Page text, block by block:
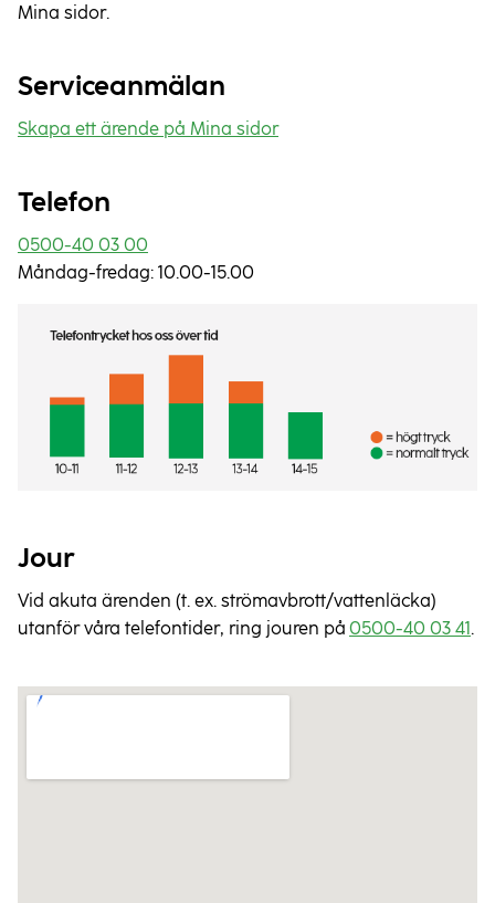
Mina sidor.
Serviceanmälan
Skapa ett ärende på Mina sidor
Telefon
0500-40 03 00
Måndag-fredag: 10.00-15.00
Jour
Vid akuta ärenden (t. ex. strömavbrott/vattenläcka)
utanför våra telefontider, ring jouren på 0500-40 03 41.